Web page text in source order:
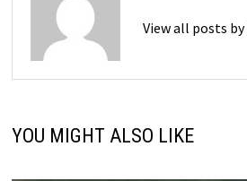
View all posts by
YOU MIGHT ALSO LIKE